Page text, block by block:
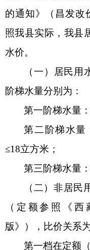
的通知》（昌发改
照我县实际，我县
水价。
（一）
居民用
阶梯水量分别为：
第一阶梯水量
第二阶梯水量
≤18立方米；
第三阶梯水量
（二）非居民
（定额参照《
版》），比价关系
第一档在定额